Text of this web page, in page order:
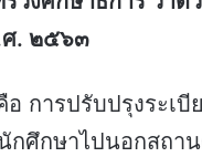
. ๒๕๖๓
อ การปรับปรุงระเ
กศึกษาไปนอกสถา